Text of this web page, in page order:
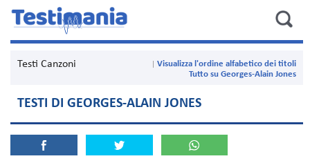
Testi Canzoni
Visualizza l'ordine alfabetico dei titoli
Tutto su Georges-Alain Jones
TESTI DI GEORGES-ALAIN JONES